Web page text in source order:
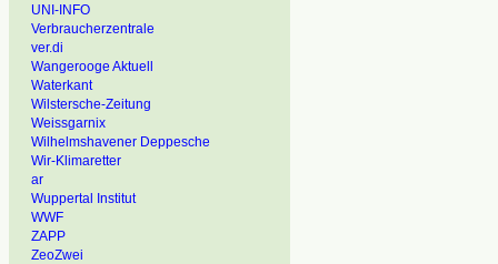
UNI-INFO
Verbraucherzentrale
ver.di
Wangerooge Aktuell
Waterkant
Wilstersche-Zeitung
Weissgarnix
Wilhelmshavener Deppesche
Wir-Klimaretter
ar
Wuppertal Institut
WWF
ZAPP
ZeoZwei